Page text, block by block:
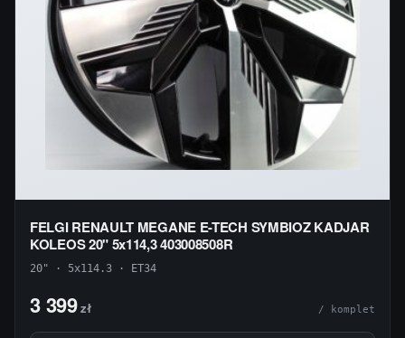
FELGI RENAULT MEGANE E-TECH SYMBIOZ KADJAR
KOLEOS 20" 5x114,3 403008508R
20" · 5x114.3 · ET34
3 399zł / komplet